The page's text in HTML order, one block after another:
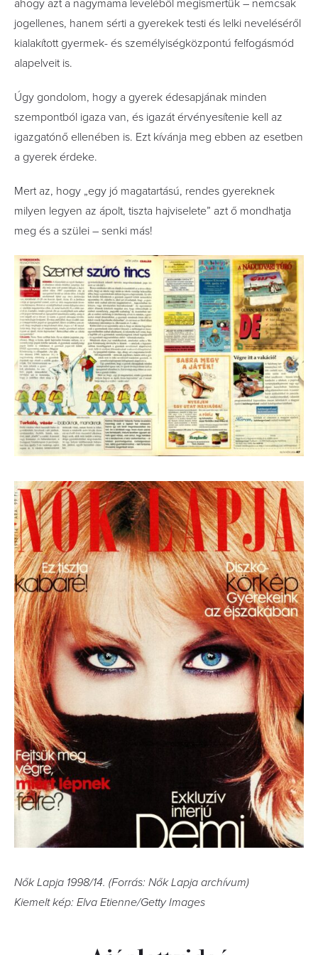
ahogy azt a nagymama leveléből megismertük – nemcsak
jogellenes, hanem sérti a gyerekek testi és lelki neveléséről
kialakított gyermek- és személyiségközpontú felfogásmód
alapelveit is.
Úgy gondolom, hogy a gyerek édesapjának minden
szempontból igaza van, és igazát érvényesítenie kell az
igazgatónő ellenében is. Ezt kívánja meg ebben az esetben
a gyerek érdeke.
Mert az, hogy „egy jó magatartású, rendes gyereknek
milyen legyen az ápolt, tiszta hajviselete” azt ő mondhatja
meg és a szülei – senki más!
Nők Lapja 1998/14. (Forrás: Nők Lapja archívum)
Kiemelt kép: Elva Etienne/Getty Images